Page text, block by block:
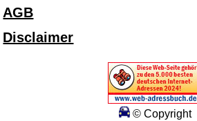
AGB
Disclaimer
© Copyright